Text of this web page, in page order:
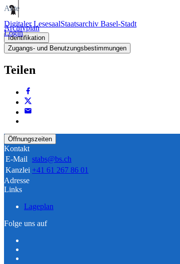
Digitaler LesesaalStaatsarchiv Basel-Stadt
Login
Akte
Archivplan
Identifikation
Zugangs- und Benutzungsbestimmungen
Teilen
Öffnungszeiten
Kontakt
E-Mail stabs@bs.ch
Kanzlei +41 61 267 86 01
Adresse
Links
Lageplan
Folge uns auf